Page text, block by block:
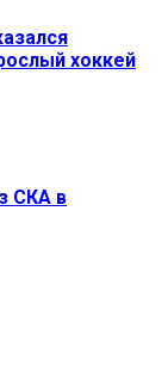
хоккей
СКА в